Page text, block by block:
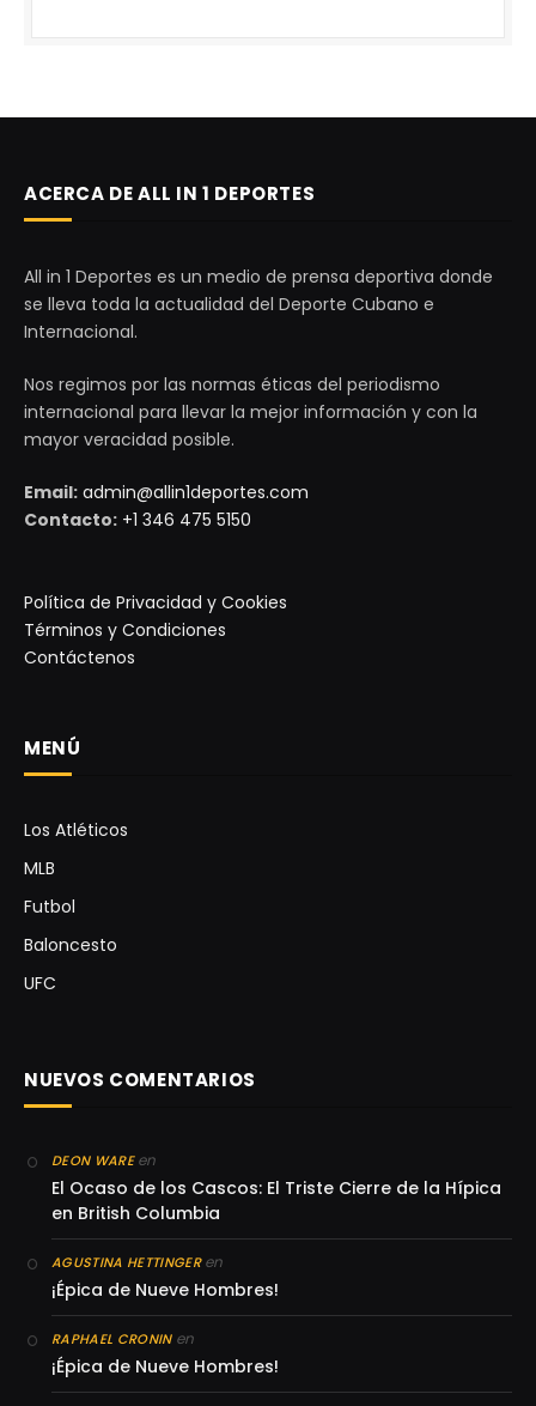
ACERCA DE ALL IN 1 DEPORTES
All in 1 Deportes es un medio de prensa deportiva donde
se lleva toda la actualidad del Deporte Cubano e
Internacional.
Nos regimos por las normas éticas del periodismo
internacional para llevar la mejor información y con la
mayor veracidad posible.
Email: admin@allin1deportes.com
Contacto: +1 346 475 5150
Política de Privacidad y Cookies
Términos y Condiciones
Contáctenos
MENÚ
Los Atléticos
MLB
Futbol
Baloncesto
UFC
NUEVOS COMENTARIOS
DEON WAREen
El Ocaso de los Cascos: El Triste Cierre de la Hípica
en British Columbia
AGUSTINA HETTINGERen
¡Épica de Nueve Hombres!
RAPHAEL CRONINen
¡Épica de Nueve Hombres!